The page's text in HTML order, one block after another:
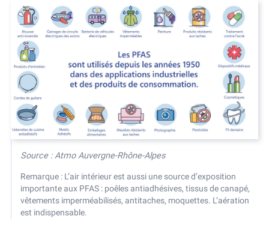
Source : Atmo Auvergne-Rhône-Alpes
Remarque : L’air intérieur est aussi une source d’exposition
importante aux PFAS : poêles antiadhésives, tissus de canapé,
vêtements imperméabilisés, antitaches, moquettes. L’aération
est indispensable.